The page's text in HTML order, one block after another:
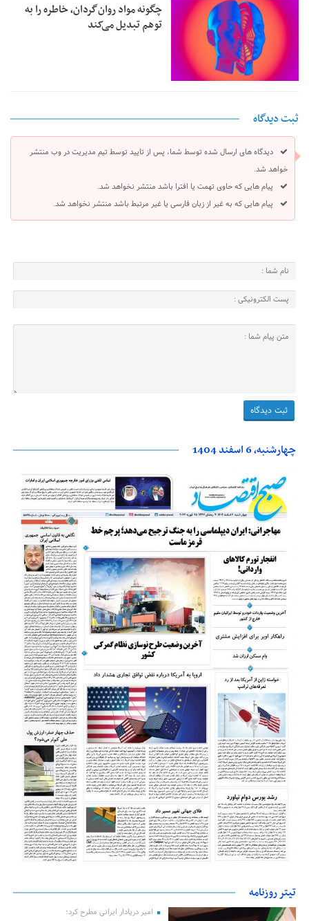
چگونه مواد روان‌گردان، خاطره را به
توهم تبدیل می‌کند
ثبت دیدگاه
دیدگاه های ارسال شده توسط شما، پس از تایید توسط تیم مدیریت در وب منتشر
خواهد شد.
پیام هایی که حاوی تهمت یا افترا باشد منتشر نخواهد شد.
پیام هایی که به غیر از زبان فارسی یا غیر مرتبط باشد منتشر نخواهد شد.
چهارشنبه، 6 اسفند 1404
تیتر روزنامه
امیر دریادار ایرانی مطرح کرد؛